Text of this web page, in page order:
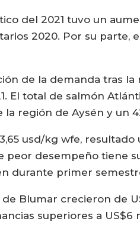
del 2021 tuvo un
2020. Por su
de la demanda tras
El total de salmón
la región de Aysén y un
usd/kg wfe,
peor desempeño
durante primer
Blumar crecieron de
superiores a US$6